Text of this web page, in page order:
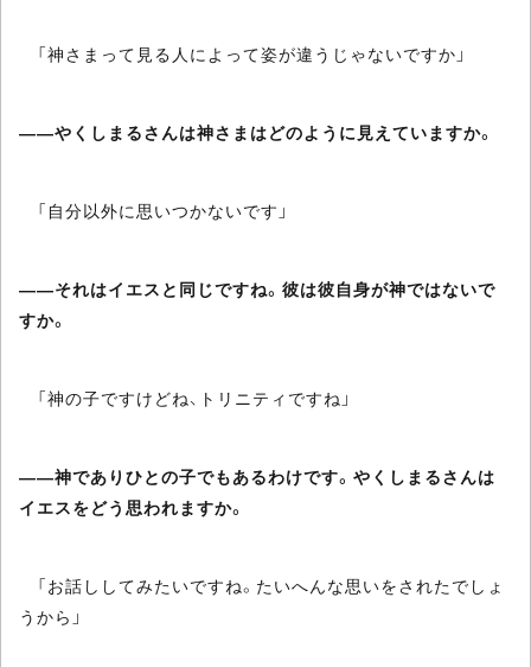
「神さまって見る人によって姿が違うじゃないですか」
――やくしまるさんは神さまはどのように見えていますか。
「自分以外に思いつかないです」
――それはイエスと同じですね。彼は彼自身が神ではないで
すか。
「神の子ですけどね、トリニティですね」
――神でありひとの子でもあるわけです。やくしまるさんは
イエスをどう思われますか。
「お話ししてみたいですね。たいへんな思いをされたでしょ
うから」